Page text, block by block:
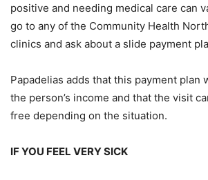
positive and needing medical care can
go to any of the Community Health
clinics and ask about a slide payment
Papadelias adds that this payment plan
the person’s income and that the visit
free depending on the situation.
IF YOU FEEL VERY SICK